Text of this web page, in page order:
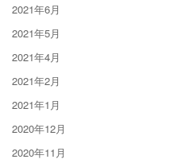
2021年6月
2021年5月
2021年4月
2021年2月
2021年1月
2020年12月
2020年11月